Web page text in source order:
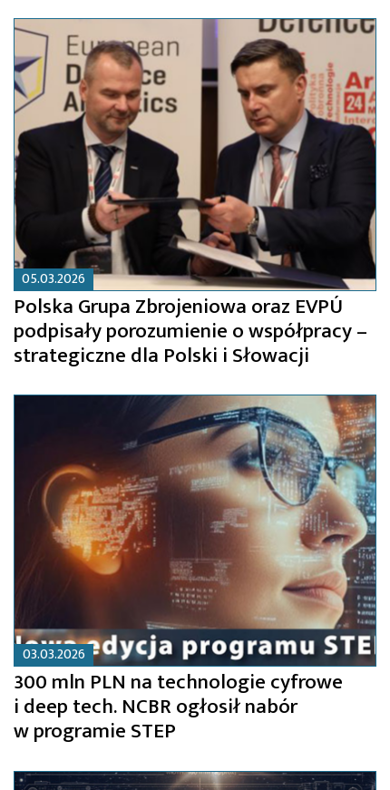
05.03.2026
Polska Grupa Zbrojeniowa oraz EVPÚ
podpisały porozumienie o współpracy –
strategiczne dla Polski i Słowacji
03.03.2026
300 mln PLN na technologie cyfrowe
i deep tech. NCBR ogłosił nabór
w programie STEP